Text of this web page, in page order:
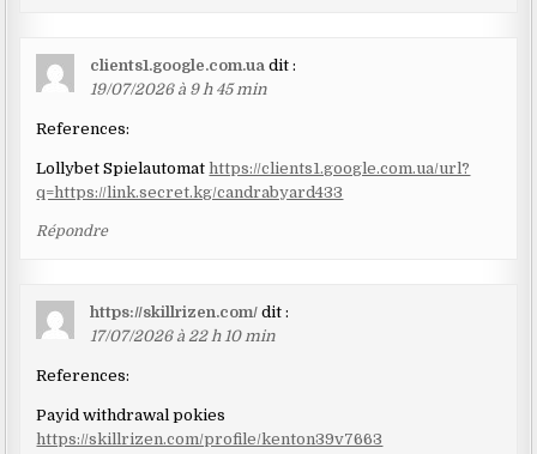
clients1.google.com.ua dit :
19/07/2026 à 9 h 45 min
References:
Lollybet Spielautomathttps://clients1.google.com.ua/url?
q=https://link.secret.kg/candrabyard433
Répondre
https://skillrizen.com/ dit :
17/07/2026 à 22 h 10 min
References:
Payid withdrawal pokies
https://skillrizen.com/profile/kenton39v7663